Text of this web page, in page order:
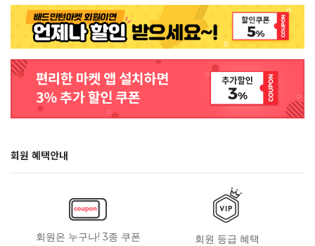
회원 혜택안내
회원은 누구나! 3종 쿠폰 회원 등급 혜택